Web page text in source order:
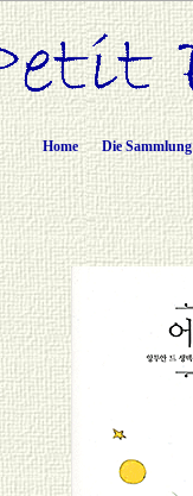
Home Die Sammlung